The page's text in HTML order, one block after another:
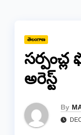
తెలంగాణ
సర్పంచ్ల
అరెస్ట్
By